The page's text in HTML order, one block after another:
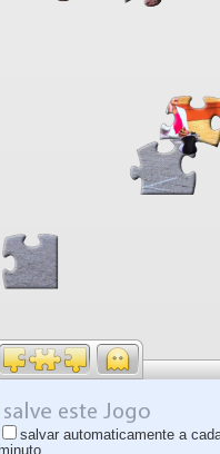
salvar automaticamente a